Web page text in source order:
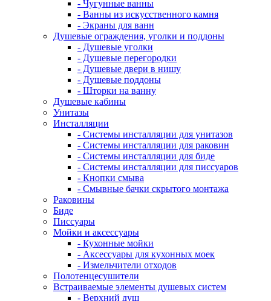
- Чугунные ванны
- Ванны из искусственного камня
- Экраны для ванн
Душевые ограждения, уголки и поддоны
- Душевые уголки
- Душевые перегородки
- Душевые двери в нишу
- Душевые поддоны
- Шторки на ванну
Душевые кабины
Унитазы
Инсталляции
- Системы инсталляции для унитазов
- Системы инсталляции для раковин
- Системы инсталляции для биде
- Системы инсталляции для писсуаров
- Кнопки смыва
- Смывные бачки скрытого монтажа
Раковины
Биде
Писсуары
Мойки и аксессуары
- Кухонные мойки
- Аксессуары для кухонных моек
- Измельчители отходов
Полотенцесушители
Встраиваемые элементы душевых систем
- Верхний душ